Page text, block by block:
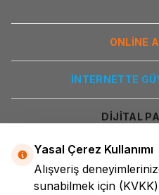
ONLİNE
İNTERNETTE
DİJİTAL
Yasal Çerez Kullanımı
Alışveriş
sunabilmek için (KVKK)